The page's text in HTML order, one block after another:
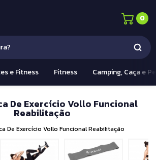
0
e Fitness Fitness Camping, Caça e
De Exercício Vollo Funcional
Reabilitação